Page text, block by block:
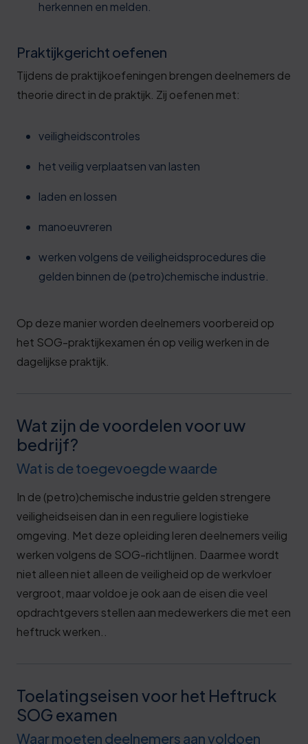
herkennen en melden.
Praktijkgericht oefenen
Tijdens de praktijkoefeningen brengen deelnemers de
theorie direct in de praktijk. Zij oefenen met:
veiligheidscontroles
het veilig verplaatsen van lasten
laden en lossen
manoeuvreren
werken volgens de veiligheidsprocedures die
gelden binnen de (petro)chemische industrie.
Op deze manier worden deelnemers voorbereid op
het SOG-praktijkexamen én op veilig werken in de
dagelijkse praktijk.
Wat zijn de voordelen voor uw
bedrijf?
Wat is de toegevoegde waarde
In de (petro)chemische industrie gelden strengere
veiligheidseisen dan in een reguliere logistieke
omgeving. Met deze opleiding leren deelnemers veilig
werken volgens de SOG-richtlijnen. Daarmee wordt
niet alleen niet alleen de veiligheid op de werkvloer
vergroot, maar voldoe je ook aan de eisen die veel
opdrachtgevers stellen aan medewerkers die met een
heftruck werken..
Toelatingseisen voor het Heftruck
SOG examen
Waar moeten deelnemers aan voldoen